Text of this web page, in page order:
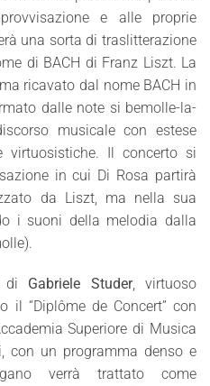
e alle proprie
una sorta di traslitterazione
di BACH di Franz Liszt. La
ricavato dal nome BACH in
dalle note si bemolle-la-
musicale con estese
virtuosistiche. Il concerto si
in cui Di Rosa partirà
da Liszt, ma nella sua
i suoni della melodia dalla
di Gabriele Studer, virtuoso
il “Diplôme de Concert” con
Superiore di Musica
con un programma denso e
verrà trattato come